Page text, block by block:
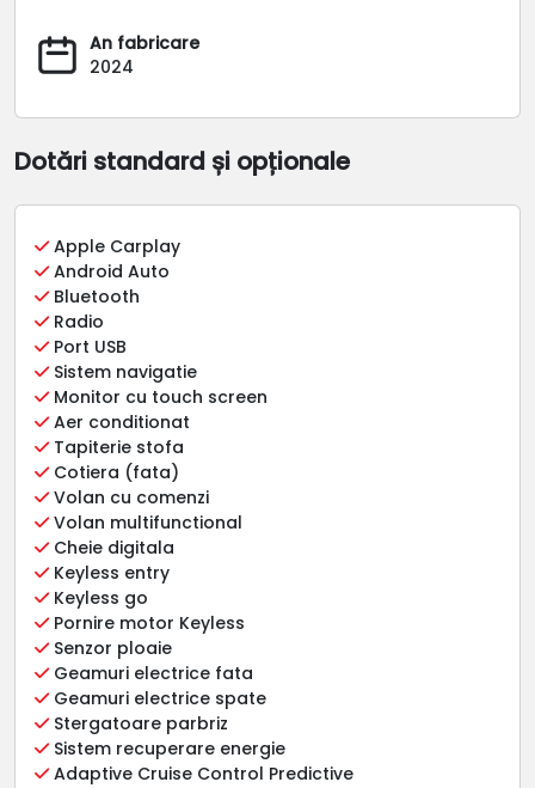
An fabricare
2024
Dotări standard și opționale
Apple Carplay
Android Auto
Bluetooth
Radio
Port USB
Sistem navigatie
Monitor cu touch screen
Aer conditionat
Tapiterie stofa
Cotiera (fata)
Volan cu comenzi
Volan multifunctional
Cheie digitala
Keyless entry
Keyless go
Pornire motor Keyless
Senzor ploaie
Geamuri electrice fata
Geamuri electrice spate
Stergatoare parbriz
Sistem recuperare energie
Adaptive Cruise Control Predictive